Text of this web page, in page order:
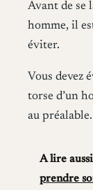
Avant de se
homme, il
éviter.
Vous devez
torse d’un
au préalable.
A lire aussi
prendre